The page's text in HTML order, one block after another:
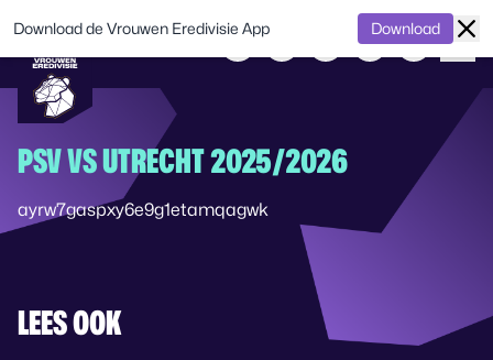
PSV VS UTRECHT 2025/2026
ayrw7gaspxy6e9g1etamqagwk
LEES OOK
Download de Vrouwen Eredivisie App Download